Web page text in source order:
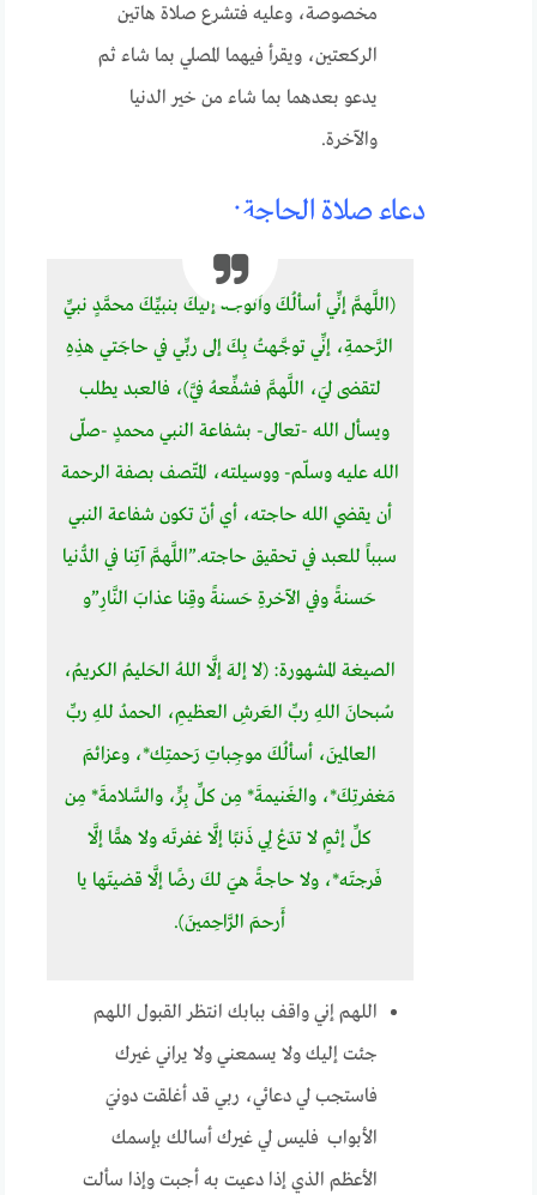
مخصوصة، وعليه فتشرع صلاة هاتين
الركعتين، ويقرأ فيهما المصلي بما شاء ثم
يدعو بعدهما بما شاء من خير الدنيا
والآخرة.
دعاء صلاة الحاجة:
(اللَّهمَّ إنِّي أسألُكَ وأتوجَّهُ إليكَ بنبيِّكَ محمَّدٍ نبيِّ
الرَّحمةِ، إنِّي توجَّهتُ بِكَ إلى ربِّي في حاجَتي هذِهِ
لتقضى ليَ، اللَّهمَّ فشفِّعهُ فيَّ)، فالعبد يطلب
ويسأل الله -تعالى- بشفاعة النبي محمدٍ -صلّى
الله عليه وسلّم- ووسيلته، المتّصف بصفة الرحمة
أن يقضي الله حاجته، أي أنّ تكون شفاعة النبي
سبباً للعبد في تحقيق حاجته.”اللَّهمَّ آتِنا في الدُّنيا
حَسنةً وفي الآخرةِ حَسنةً وقِنا عذابَ النَّارِ”و
الصيغة المشهورة: (لا إلهَ إلَّا اللهُ الحَليمُ الكريمُ،
سُبحانَ اللهِ ربِّ العَرشِ العظيمِ، الحمدُ للهِ ربِّ
العالمينَ، أسألُكَ موجِباتِ رَحمتِك*، وعزائمَ
مَغفرتِكَ*، والغَنيمةَ* مِن كلِّ بِرٍّ، والسَّلامةَ* مِن
كلِّ إثمٍ لا تدَعْ لِي ذَنبًا إلَّا غفرتَه ولا همًّا إلَّا
فَرجتَه*، ولا حاجةً هيَ لكَ رضًا إلَّا قضيتَها يا
أَرحمَ الرَّاحِمينَ).
اللهم إني واقف ببابك انتظر القبول اللهم
جئت إليك ولا يسمعني ولا يراني غيرك
فاستجب لي دعائي، ربي قد أغلقت دونيَ
الأبواب فليس لي غيرك أسالك بإسمك
الأعظم الذي إذا دعيت به أجبت وإذا سألت